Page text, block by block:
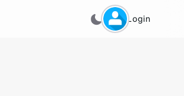
Login